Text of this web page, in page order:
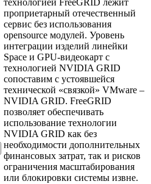
технологией FreeGRID лежит
проприетарный отечественный
сервис без использования
opensource модулей. Уровень
интеграции изделий линейки
Space и GPU-видеокарт с
технологией NVIDIA GRID
сопоставим с устоявшейся
технической «связкой» VMware –
NVIDIA GRID. FreeGRID
позволяет обеспечивать
использование технологии
NVIDIA GRID как без
необходимости дополнительных
финансовых затрат, так и рисков
ограничения масштабирования
или блокировки системы извне.